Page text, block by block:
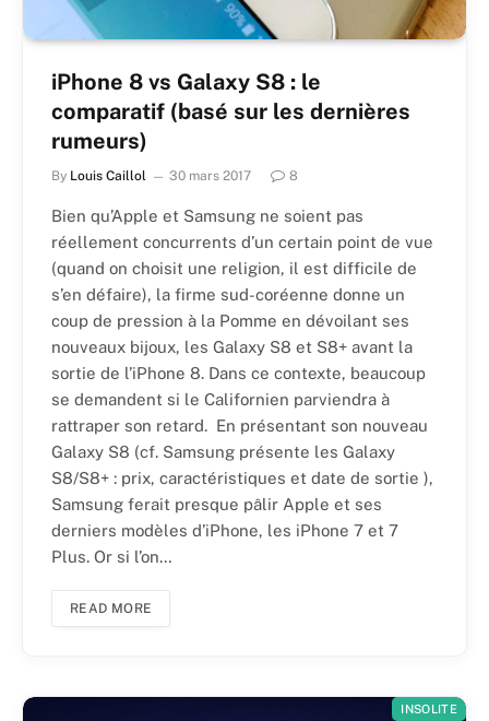
iPhone 8 vs Galaxy S8 : le
comparatif (basé sur les dernières
rumeurs)
By Louis Caillol 30 mars 2017 8
Bien qu’Apple et Samsung ne soient pas
réellement concurrents d’un certain point de vue
(quand on choisit une religion, il est difficile de
s’en défaire), la firme sud-coréenne donne un
coup de pression à la Pomme en dévoilant ses
nouveaux bijoux, les Galaxy S8 et S8+ avant la
sortie de l’iPhone 8. Dans ce contexte, beaucoup
se demandent si le Californien parviendra à
rattraper son retard. En présentant son nouveau
Galaxy S8 (cf. Samsung présente les Galaxy
S8/S8+ : prix, caractéristiques et date de sortie ),
Samsung ferait presque pâlir Apple et ses
derniers modèles d’iPhone, les iPhone 7 et 7
Plus. Or si l’on…
READ MORE
INSOLITE